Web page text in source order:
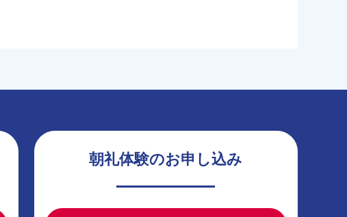
朝礼体験のお申し込み